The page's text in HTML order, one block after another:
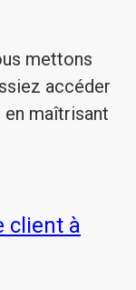
mettons
accéder
maîtrisant
client à